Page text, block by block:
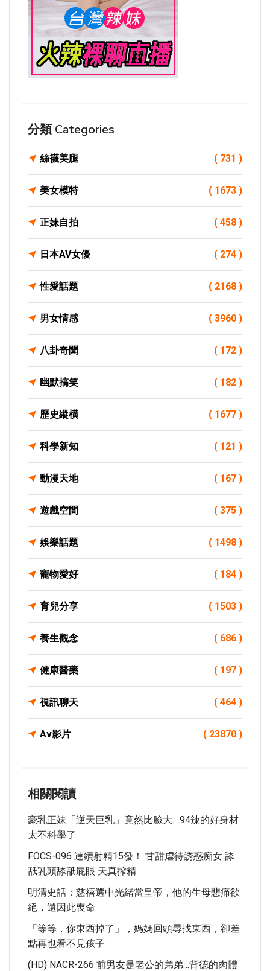
分類 Categories
絲襪美腿 ( 731 )
美女模特 ( 1673 )
正妹自拍 ( 458 )
日本AV女優 ( 274 )
性愛話題 ( 2168 )
男女情感 ( 3960 )
八卦奇聞 ( 172 )
幽默搞笑 ( 182 )
歷史縱橫 ( 1677 )
科學新知 ( 121 )
動漫天地 ( 167 )
遊戲空間 ( 375 )
娛樂話題 ( 1498 )
寵物愛好 ( 184 )
育兒分享 ( 1503 )
養生觀念 ( 686 )
健康醫藥 ( 197 )
視訊聊天 ( 464 )
Av影片 ( 23870 )
相關閱讀
豪乳正妹「逆天巨乳」竟然比臉大....94辣的好身材
太不科學了
FOCS-096 連續射精15發！ 甘甜虐待誘惑痴女 舔
舐乳頭舔舐屁眼 天真搾精
明清史話：慈禧選中光緒當皇帝，他的生母悲痛欲
絕，還因此喪命
「等等，你東西掉了」，媽媽回頭尋找東西，卻差
點再也看不見孩子
(HD) NACR-266 前男友是老公的弟弟…背德的肉體